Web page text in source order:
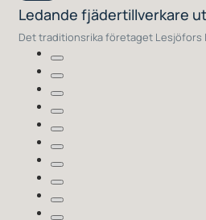
Ledande fjädertillverkare
Det traditionsrika företaget